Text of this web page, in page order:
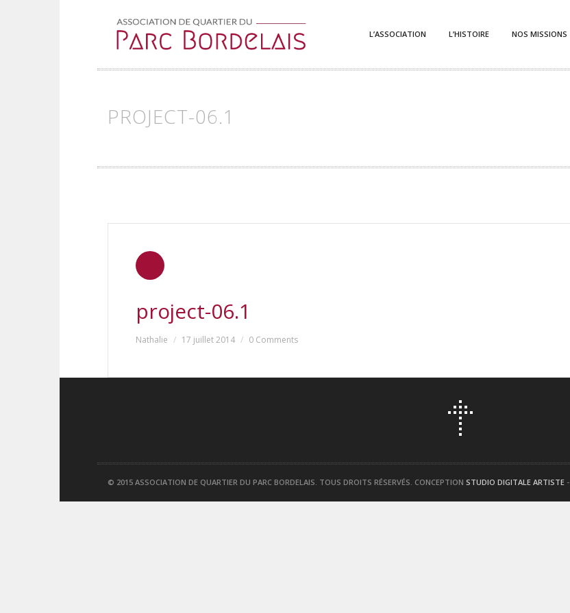
L’ASSOCIATION L’HISTOIRE NOS MISSIONS
PROJECT-06.1
project-06.1
Nathalie 17 juillet 2014 0 Comments
© 2015 ASSOCIATION DE QUARTIER DU PARC BORDELAIS. TOUS DROITS RÉSERVÉS. CONCEPTION STUDIO DIGITALE ARTISTE -